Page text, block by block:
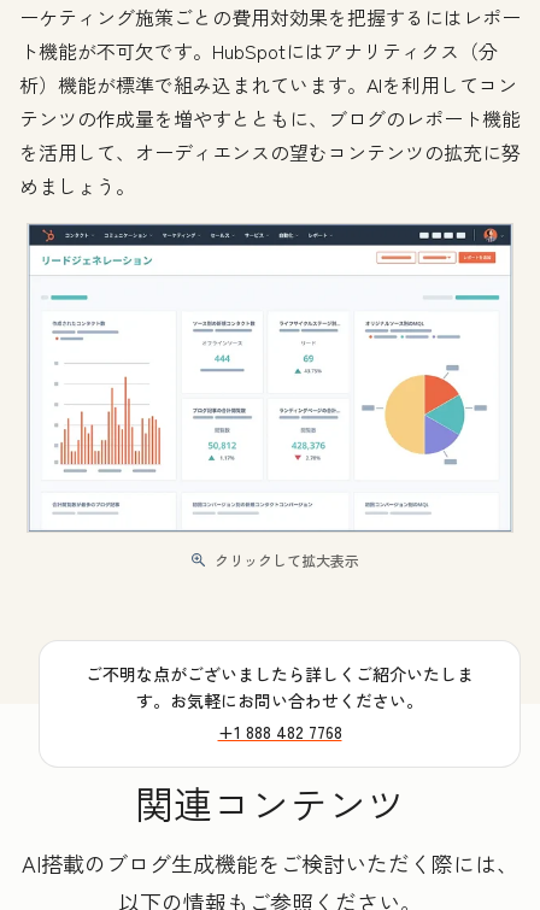
ーケティング施策ごとの費用対効果を把握するにはレポー
ト機能が不可欠です。HubSpotにはアナリティクス（分
析）機能が標準で組み込まれています。AIを利用してコン
テンツの作成量を増やすとともに、ブログのレポート機能
を活用して、オーディエンスの望むコンテンツの拡充に努
めましょう。
クリックして拡大表示
ご不明な点がございましたら詳しくご紹介いたしま
す。お気軽にお問い合わせください。
+1 888 482 7768
関連コンテンツ
AI搭載のブログ生成機能をご検討いただく際には、
以下の情報もご参照ください。